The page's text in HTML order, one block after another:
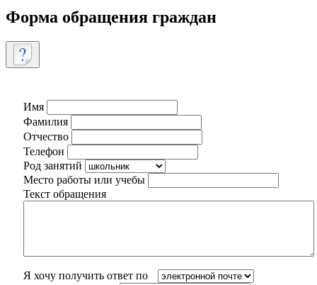
Форма обращения граждан
Имя
Фамилия
Отчество
Телефон
Род занятий
Место работы или учебы
Текст обращения
Я хочу получить ответ по